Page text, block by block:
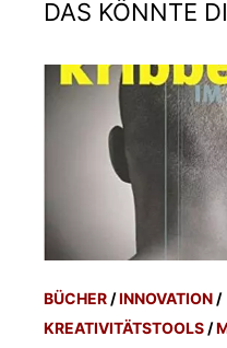
DAS KÖNNTE
BÜCHER /INNOVATION /
KREATIVITÄTSTOOLS /